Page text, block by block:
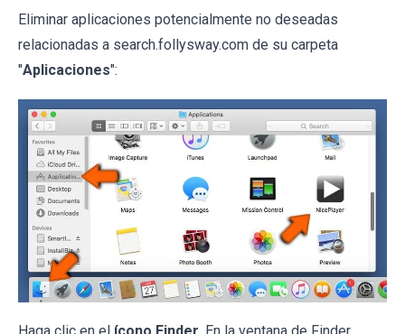
Eliminar aplicaciones potencialmente no deseadas
relacionadas a search.follysway.com de su carpeta
"Aplicaciones":